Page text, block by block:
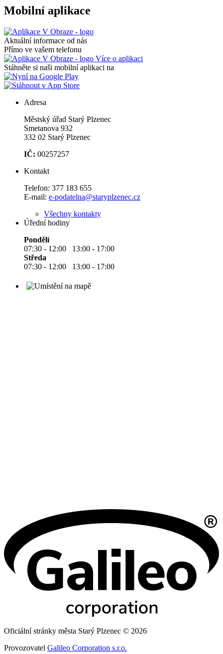
Mobilní aplikace
Aktuální informace od nás
Přímo ve vašem telefonu
Více o aplikaci
Stáhněte si naši mobilní aplikaci na
Adresa
Městský úřad Starý Plzenec
Smetanova 932
332 02 Starý Plzenec
IČ: 00257257
Kontakt
Telefon: 377 183 655
E-mail: e-podatelna@staryplzenec.cz
Všechny kontakty
Úřední hodiny
Pondělí
07:30 - 12:00 13:00 - 17:00
Středa
07:30 - 12:00 13:00 - 17:00
Oficiální stránky města Starý Plzenec © 2026
Provozovatel Galileo Corporation s.r.o.